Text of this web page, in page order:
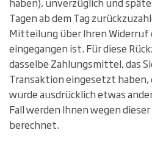
Tagen ab dem Tag
Mitteilung über Ihren Widerruf
eingegangen ist. Für diese
dasselbe Zahlungsmittel, das
Transaktion eingesetzt haben,
wurde ausdrücklich etwas
Fall werden Ihnen wegen
berechnet.